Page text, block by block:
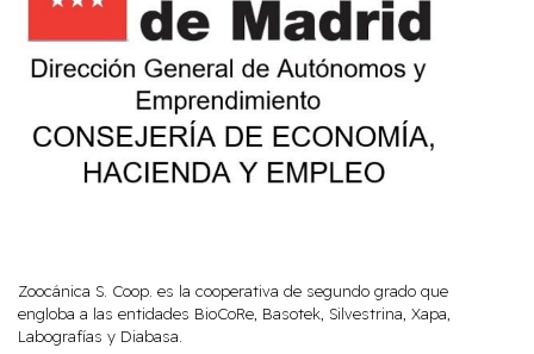
Zoocánica S. Coop. es la cooperativa de segundo grado que
engloba a las entidades BioCoRe, Basotek, Silvestrina, Xapa,
Labografías y Diabasa.